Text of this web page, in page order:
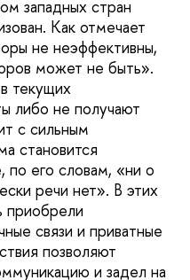
западных стран
Как отмечает
не неэффективны,
может не быть».
текущих
либо не получают
с сильным
становится
по его словам, «ни о
речи нет». В этих
приобрели
связи и приватные
позволяют
и задел на